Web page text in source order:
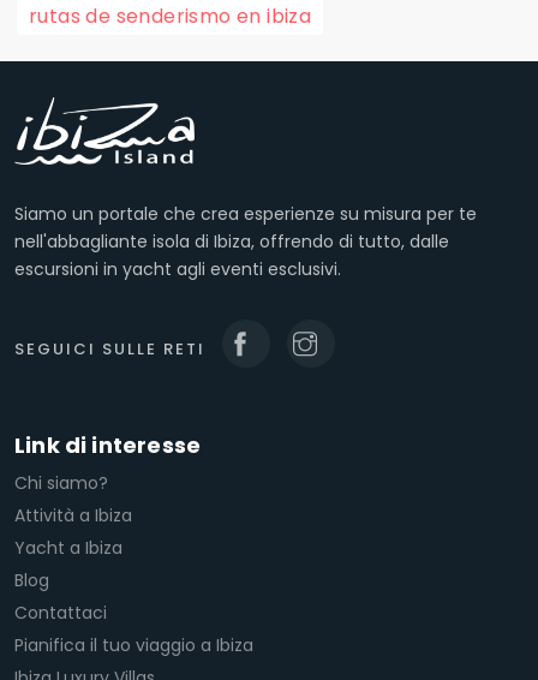
rutas de senderismo en ibiza
Siamo un portale che crea esperienze su misura per te
nell'abbagliante isola di Ibiza, offrendo di tutto, dalle
escursioni in yacht agli eventi esclusivi.
SEGUICI SULLE RETI
Link di interesse
Chi siamo?
Attività a Ibiza
Yacht a Ibiza
Blog
Contattaci
Pianifica il tuo viaggio a Ibiza